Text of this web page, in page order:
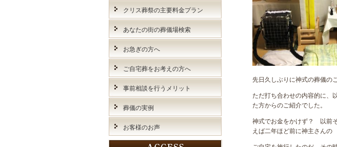
先日久しぶりに神式の葬儀の
ただ打ち合わせの内容的に、
た方からのご紹介でした。
神式でお金をかけず？ 以前
えば二年ほど前に神主さんの
クリス葬祭の主要料金プラン
あなたの街の葬儀場検索
お急ぎの方へ
ご自宅葬をお考えの方へ
事前相談を行うメリット
葬儀の実例
お客様のお声